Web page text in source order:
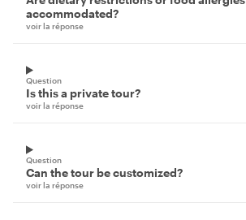
accommodated?
voir la réponse
Question
Is this a private tour?
voir la réponse
Question
Can the tour be customized?
voir la réponse